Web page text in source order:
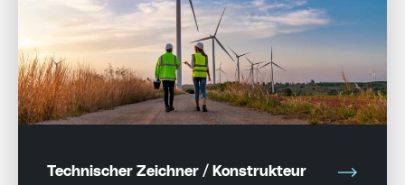
Technischer Zeichner / Konstrukteur